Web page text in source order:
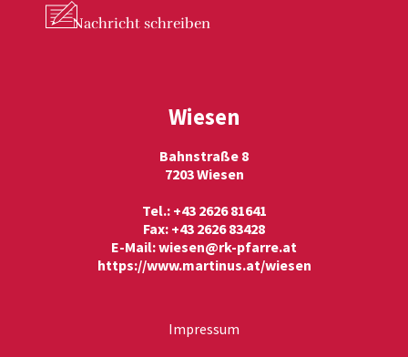
Nachricht schreiben
Wiesen
Bahnstraße 8
7203 Wiesen
Tel.: +43 2626 81641
Fax: +43 2626 83428
E-Mail:wiesen@rk-pfarre.at
https://www.martinus.at/wiesen
Impressum